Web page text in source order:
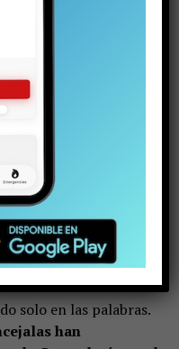
cruces de palabras,
Concejo Municipal.
sido el alcalde
Verónica Castillo.
ha estado ajena a los
solo en las palabras.
han